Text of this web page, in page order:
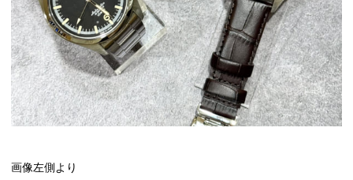
画像左側より